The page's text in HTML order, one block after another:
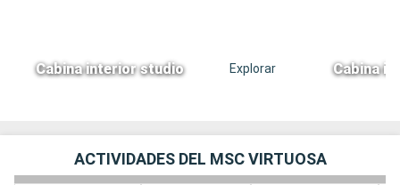
Cabina interior studio Explorar Cabina
ACTIVIDADES DEL MSC VIRTUOSA